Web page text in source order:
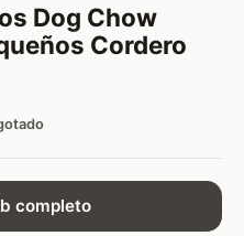
Dog Chow
Cordero
completo